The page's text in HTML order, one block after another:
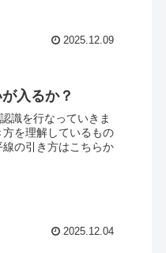
2025.12.09
入るか？
識を行なっていきま
を理解しているもの
の引き方はこちらか
2025.12.04